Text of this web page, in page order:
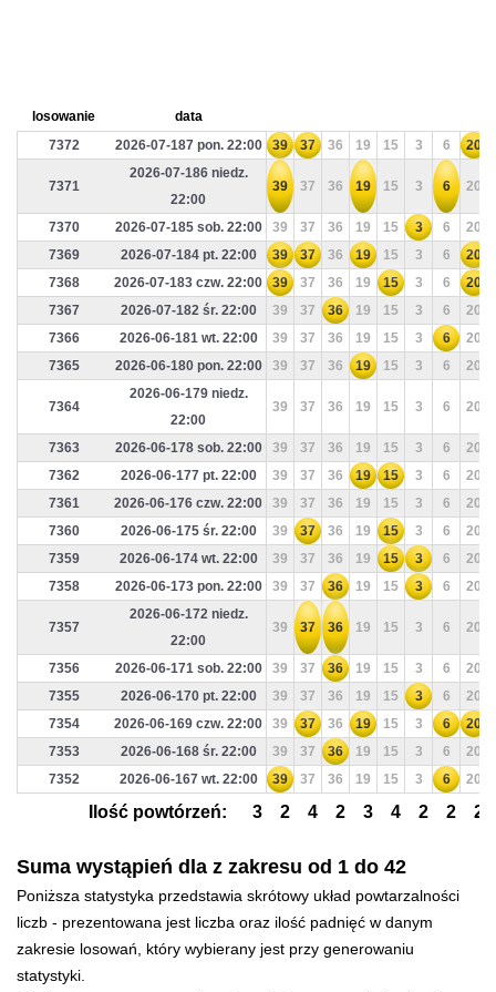
losowanie
data
7372
2026-07-187 pon. 22:00 39 37 36 19 15 3 6 20
7371
2026-07-186 niedz.
22:00
39 37 36 19 15 3 6 20
7370 2026-07-185 sob. 22:00 39 37 36 19 15 3 6 20
7369
2026-07-184 pt. 22:00 39 37 36 19 15 3 6 20
7368
2026-07-183 czw. 22:00 39 37 36 19 15 3 6 20
7367
2026-07-182 śr. 22:00 39 37 36 19 15 3 6 20
7366
2026-06-181 wt. 22:00 39 37 36 19 15 3 6 20
7365
2026-06-180 pon. 22:00 39 37 36 19 15 3 6 20
7364
2026-06-179 niedz.
22:00
39 37 36 19 15 3 6 20
7363 2026-06-178 sob. 22:00 39 37 36 19 15 3 6 20
7362
2026-06-177 pt. 22:00 39 37 36 19 15 3 6 20
7361
2026-06-176 czw. 22:00 39 37 36 19 15 3 6 20
7360
2026-06-175 śr. 22:00 39 37 36 19 15 3 6 20
7359
2026-06-174 wt. 22:00 39 37 36 19 15 3 6 20
7358
2026-06-173 pon. 22:00 39 37 36 19 15 3 6 20
7357
2026-06-172 niedz.
22:00
39 37 36 19 15 3 6 20
7356 2026-06-171 sob. 22:00 39 37 36 19 15 3 6 20
7355
2026-06-170 pt. 22:00 39 37 36 19 15 3 6 20
7354
2026-06-169 czw. 22:00 39 37 36 19 15 3 6 20
7353
2026-06-168 śr. 22:00 39 37 36 19 15 3 6 20
7352
2026-06-167 wt. 22:00 39 37 36 19 15 3 6 20
Ilość powtórzeń: 3 2 4 2 3 4 2 2 2
Suma wystąpień dla z zakresu od 1 do 42
Poniższa statystyka przedstawia skrótowy układ powtarzalności
liczb - prezentowana jest liczba oraz ilość padnięć w danym
zakresie losowań, który wybierany jest przy generowaniu
statystyki.